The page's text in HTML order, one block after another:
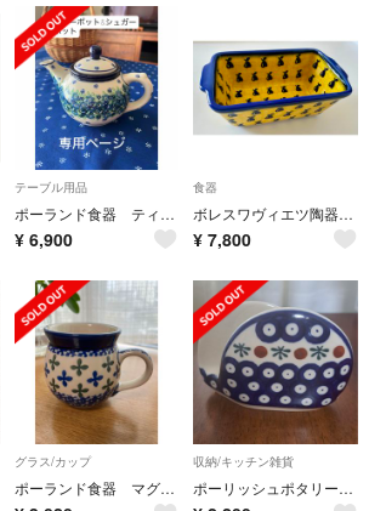
テーブル用品
ポーランド食器 ティーポット&シュガーポット
¥ 6,900
食器
ボレスワヴィエツ陶器 ベーカーS グラタン皿 パウンド型
¥ 7,800
グラス/カップ
ポーランド食器 マグカップ(大)
収納/キッチン雑貨
ポーリッシュポタリー ナプキンホルダー 新品未使用